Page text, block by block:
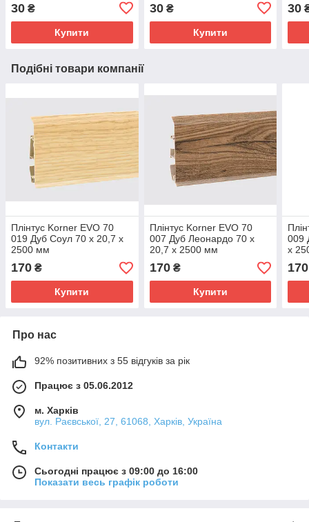
30 ₴
Купити
30₴
Купити
30
Подібні товари компанії
Плінтус Korner EVO 70
019 Дуб Соул 70 х 20,7 х
2500 мм
170 ₴
Купити
Плінтус Korner EVO 70
007 Дуб Леонардо 70 х
20,7 х 2500 мм
170₴
Купити
009
х
170
Про нас
92% позитивних з 55 відгуків за рік
Працює з 05.06.2012
м. Харків
вул. Раєвської, 27, 61068, Харків, Україна
Контакти
Сьогодні працює з 09:00 до 16:00
Показати весь графік роботи